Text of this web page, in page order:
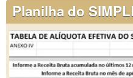
Planilha do